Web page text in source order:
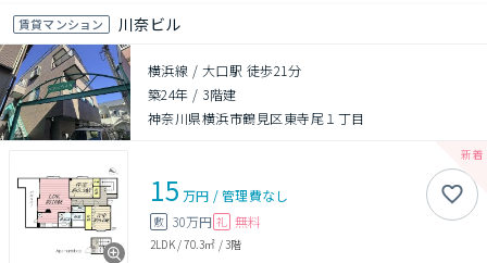
賃貸マンション 川奈ビル
横浜線 / 大口駅 徒歩21分
築24年 / 3階建
神奈川県横浜市鶴見区東寺尾１丁目
15 万円 /管理費なし
敷 30万円 礼 無料
2LDK/70.3㎡ /3階